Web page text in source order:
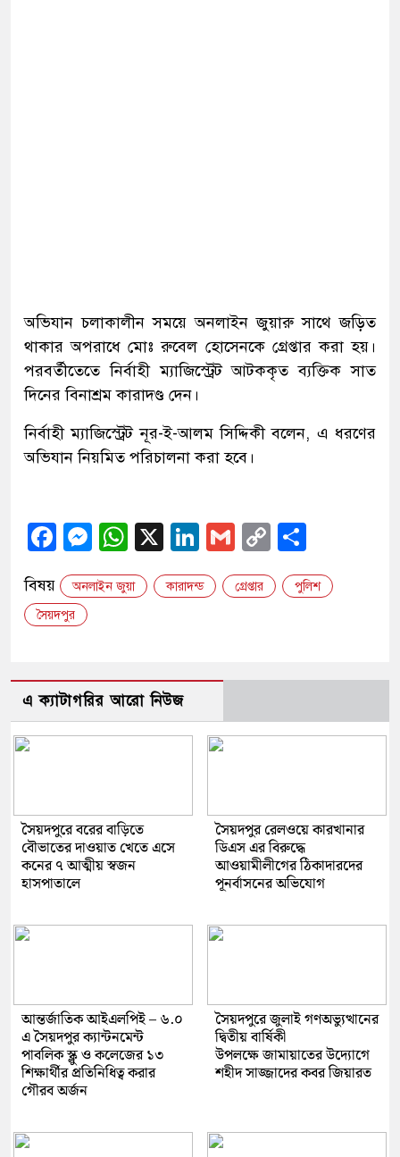
অভিযান চলাকালীন সময়ে অনলাইন জুয়ারু সাথে জড়িত
থাকার অপরাধে মোঃ রুবেল হোসেনকে গ্রেপ্তার করা হয়।
পরবর্তীতেতে নির্বাহী ম্যাজিস্ট্রেট আটককৃত ব্যক্তিক সাত
দিনের বিনাশ্রম কারাদণ্ড দেন।
নির্বাহী ম্যাজিস্ট্রেট নূর-ই-আলম সিদ্দিকী বলেন, এ ধরণের
অভিযান নিয়মিত পরিচালনা করা হবে।
Facebook
Messenger
WhatsApp
X LinkedIn
Gmail
Copy
Link
বিষয় অনলাইন জুয়া কারাদন্ড গ্রেপ্তার
পুলিশ
সৈয়দপুর
এ ক্যাটাগরির আরো নিউজ
সৈয়দপুরে বরের বাড়িতে
বৌভাতের দাওয়াত খেতে এসে
কনের ৭ আত্মীয় স্বজন
হাসপাতালে
সৈয়দপুর রেলওয়ে কারখানার
ডিএস এর বিরুদ্ধে
আওয়ামীলীগের ঠিকাদারদের
পূনর্বাসনের অভিযোগ
আন্তর্জাতিক আইএলপিই – ৬.০
এ সৈয়দপুর ক্যান্টনমেন্ট
পাবলিক স্ক্লু ও কলেজের ১৩
শিক্ষার্থীর প্রতিনিধিত্ব করার
গৌরব অর্জন
সৈয়দপুরে জুলাই গণঅভ্যুত্থানের
দ্বিতীয় বার্ষিকী
উপলক্ষে জামায়াতের উদ্যোগে
শহীদ সাজ্জাদের কবর জিয়ারত